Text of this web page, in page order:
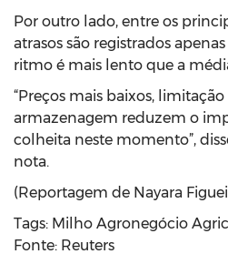
Por outro lado, entre os
atrasos são registrados
ritmo é mais lento que a
“Preços mais baixos,
armazenagem reduzem o
colheita neste momento”,
nota.
(Reportagem de Nayara
Tags: Milho Agronegócio
Fonte: Reuters